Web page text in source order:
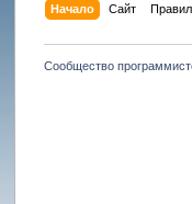
Начало Сайт
Сообщество